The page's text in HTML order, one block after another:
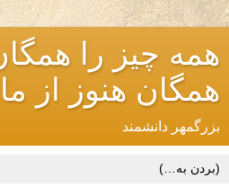
همه چیز را
همگان هنوز از
بزرگمهر دانشمند